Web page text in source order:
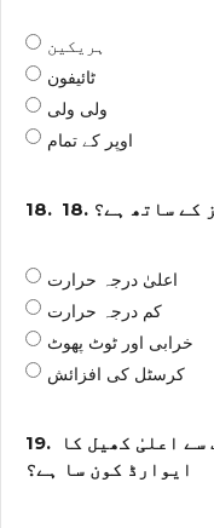
ہریکین
ٹائیفون
ولی ولی
اوپر کے تمام
18. کے ساتھ ہے؟
اعلیٰ درجہ حرارت
کم درجہ حرارت
خرابی اور ٹوٹ پھوٹ
کرسٹل کی افزائش
19.
سے اعلیٰ کھیل کا
ایوارڈ کون سا ہے؟